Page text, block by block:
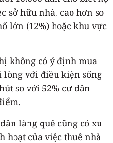
sở hữu nhà, cao hơn so
lớn (12%) hoặc khu vực
không có ý định mua
lòng với điều kiện sống
so với 52% cư dân
làng quê cũng có xu
hoạt của việc thuê nhà